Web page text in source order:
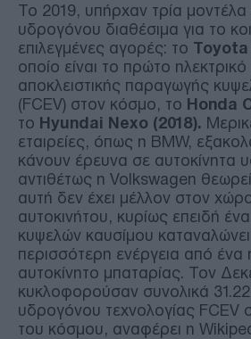
Το 2019, υπήρχαν τρία μοντέλα
υδρογόνου διαθέσιμα για το
επιλεγμένες αγορές: το Toyota
οποίο είναι το πρώτο
αποκλειστικής παραγωγής
(FCEV) στον κόσμο, το Honda
το Hyundai Nexo (2018).
εταιρείες, όπως η BMW,
κάνουν έρευνα σε αυτοκίνητα
αντιθέτως η Volkswagen
αυτή δεν έχει μέλλον στον
αυτοκινήτου, κυρίως επειδή
κυψελών καυσίμου
περισσότερη ενέργεια από ένα
αυτοκίνητο μπαταρίας. Τον
κυκλοφορούσαν συνολικά
υδρογόνου τεχνολογίας FCEV
του κόσμου, αναφέρει η